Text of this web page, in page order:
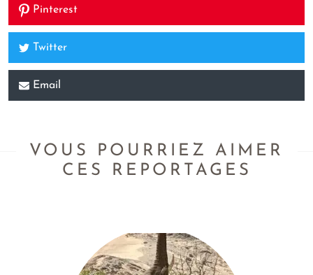
Pinterest
Twitter
Email
VOUS POURRIEZ AIMER
CES REPORTAGES